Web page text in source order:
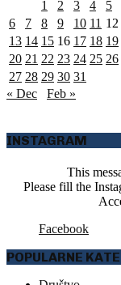
1
2 3 4
5
6
7 8 9 10 11 12
13 14 15 16 17 18 19
20 21 22 23 24 25 26
27 28 29 30 31
« Dec
Feb »
INSTAGRAM
This
Please fill the
Facebook
POPULARNE